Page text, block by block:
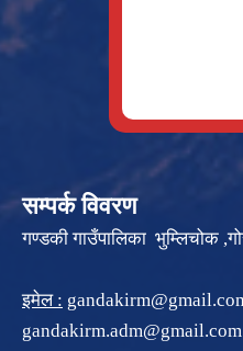
सम्पर्क विवरण
गण्डकी गाउँपालिका भुम्लिचोक
इमेल :
gandakirm.adm@gmail.com